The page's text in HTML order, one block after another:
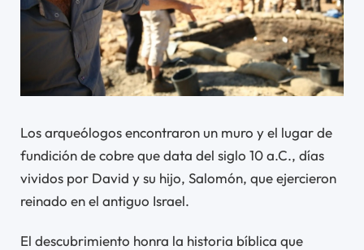
Los arqueólogos encontraron un muro y el lugar de
fundición de cobre que data del siglo 10 a.C., días
vividos por David y su hijo, Salomón, que ejercieron
reinado en el antiguo Israel.
El descubrimiento honra la historia bíblica que